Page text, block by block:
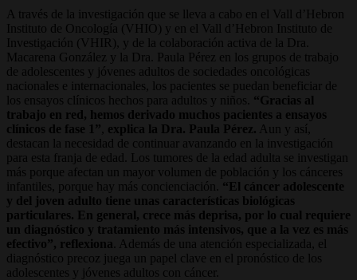
A través de la investigación que se lleva a cabo en el Vall d’Hebron
Instituto de Oncología (VHIO) y en el Vall d’Hebron Instituto de
Investigación (VHIR), y de la colaboración activa de la Dra.
Macarena González y la Dra. Paula Pérez en los grupos de trabajo
de adolescentes y jóvenes adultos de sociedades oncológicas
nacionales e internacionales, los pacientes se puedan beneficiar de
los ensayos clínicos hechos para adultos y niños. “Gracias al
trabajo en red, hemos derivado muchos pacientes a ensayos
clínicos de fase 1” explica la Dra. Paula Pérez. Aun y así,
destacan la necesidad de continuar avanzando en la investigación
para esta franja de edad. Los tumores de la edad adulta se investigan
más porque afectan un mayor volumen de población y los cánceres
infantiles, porque hay más concienciación. “El cáncer adolescente
y del joven adulto tiene unas características biológicas
particulares. En general, crece más deprisa, por lo cual requiere
un diagnóstico y tratamiento más intensivos, que a la vez es más
efectivo”, reflexiona . Además de una atención especializada, el
diagnóstico precoz juega un papel clave en el pronóstico de los
adolescentes y jóvenes adultos con cáncer.